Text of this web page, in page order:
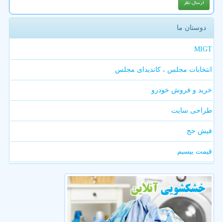
دوستان ما
MIGT
انتخابات مجلس ، کاندیدای مجلس
خرید و فروش خودرو
طراحی سایت
فیش حج
قیمت بیسیم